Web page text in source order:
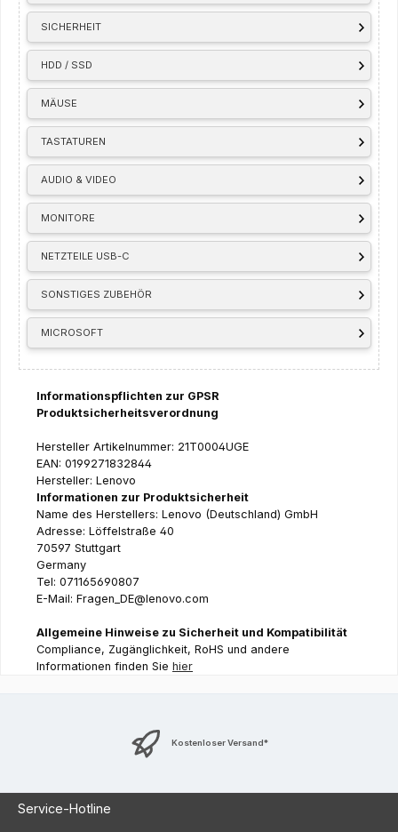
SICHERHEIT
HDD / SSD
MÄUSE
TASTATUREN
AUDIO & VIDEO
MONITORE
NETZTEILE USB-C
SONSTIGES ZUBEHÖR
MICROSOFT
Informationspflichten zur GPSR
Produktsicherheitsverordnung
Hersteller Artikelnummer: 21T0004UGE
EAN: 0199271832844
Hersteller: Lenovo
Informationen zur Produktsicherheit
Name des Herstellers: Lenovo (Deutschland) GmbH
Adresse: Löffelstraße 40
70597 Stuttgart
Germany
Tel: 071165690807
E-Mail: Fragen_DE@lenovo.com
Allgemeine Hinweise zu Sicherheit und Kompatibilität
Compliance, Zugänglichkeit, RoHS und andere
Informationen finden Sie hier
Kostenloser Versand*
Service-Hotline